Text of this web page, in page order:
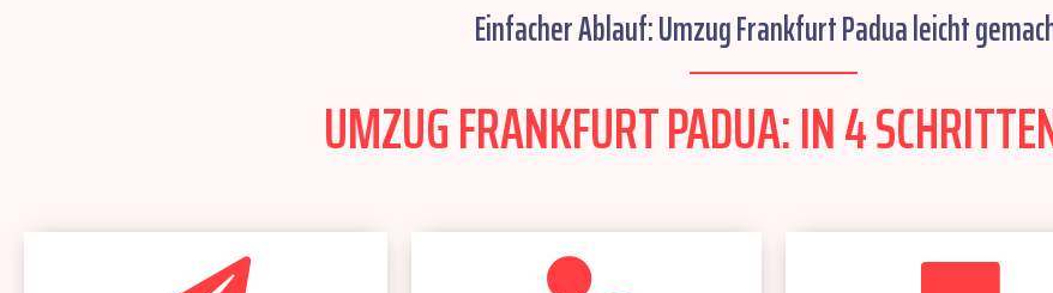
Einfacher Ablauf: Umzug Frankfurt Padua leicht
UMZUG FRANKFURT PADUA: IN 4